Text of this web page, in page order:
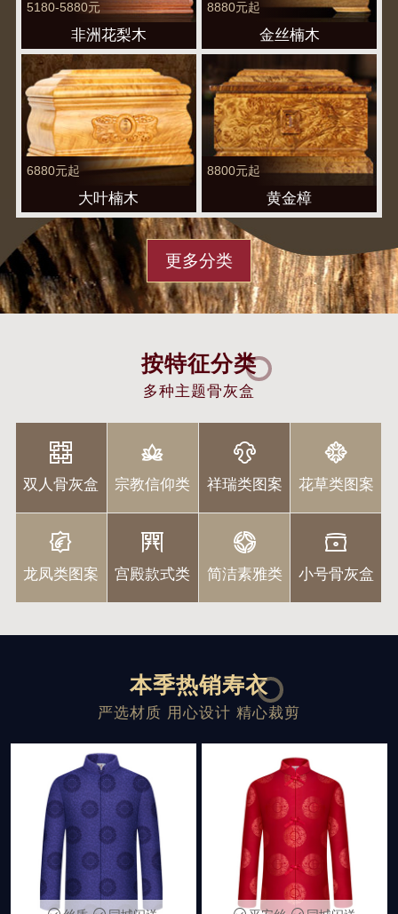
5180-5880元
非洲花梨木
8880元起
金丝楠木
6880元起
大叶楠木
8800元起
黄金樟
更多分类
按特征分类
多种主题骨灰盒
双人骨灰盒 宗教信仰类 祥瑞类图案 花草类图案
龙凤类图案 宫殿款式类 简洁素雅类 小号骨灰盒
本季热销寿衣
严选材质 用心设计 精心裁剪